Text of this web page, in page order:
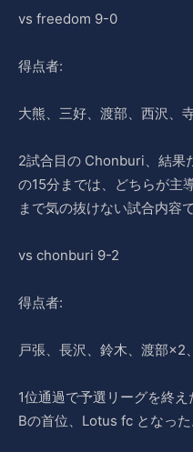
vs freedom 9-0
得点者:
大熊、三好、渡部、西沢、
2試合目の Chonburi、結果
の15分までは、どちらが主
まで気の抜けない試合内容
vs chonburi 9-2
得点者:
戸張、長沢、鈴木、渡部×2
1位通過で予選リーグを終
Bの首位、Lotus fc となった